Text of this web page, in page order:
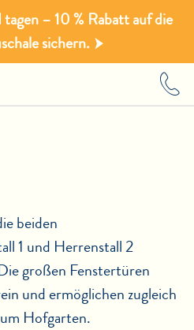
– 10 % Rabatt auf die
sichern.
beiden
1 und Herrenstall 2
großen Fenstertüren
und ermöglichen zugleich
Hofgarten.